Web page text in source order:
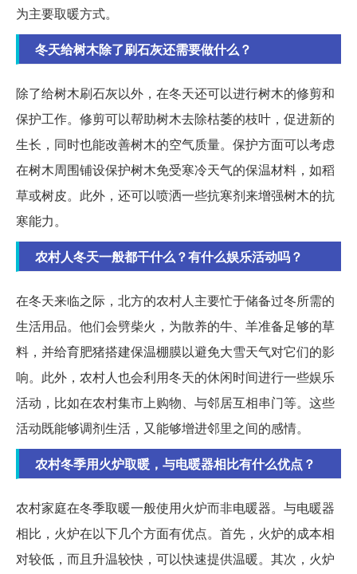
为主要取暖方式。
冬天给树木除了刷石灰还需要做什么？
除了给树木刷石灰以外，在冬天还可以进行树木的修剪和
保护工作。修剪可以帮助树木去除枯萎的枝叶，促进新的
生长，同时也能改善树木的空气质量。保护方面可以考虑
在树木周围铺设保护树木免受寒冷天气的保温材料，如稻
草或树皮。此外，还可以喷洒一些抗寒剂来增强树木的抗
寒能力。
农村人冬天一般都干什么？有什么娱乐活动吗？
在冬天来临之际，北方的农村人主要忙于储备过冬所需的
生活用品。他们会劈柴火，为散养的牛、羊准备足够的草
料，并给育肥猪搭建保温棚膜以避免大雪天气对它们的影
响。此外，农村人也会利用冬天的休闲时间进行一些娱乐
活动，比如在农村集市上购物、与邻居互相串门等。这些
活动既能够调剂生活，又能够增进邻里之间的感情。
农村冬季用火炉取暖，与电暖器相比有什么优点？
农村家庭在冬季取暖一般使用火炉而非电暖器。与电暖器
相比，火炉在以下几个方面有优点。首先，火炉的成本相
对较低，而且升温较快，可以快速提供温暖。其次，火炉